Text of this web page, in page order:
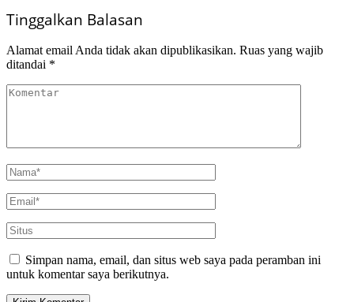
Tinggalkan Balasan
Alamat email Anda tidak akan dipublikasikan. Ruas yang wajib
ditandai *
Simpan nama, email, dan situs web saya pada peramban ini
untuk komentar saya berikutnya.